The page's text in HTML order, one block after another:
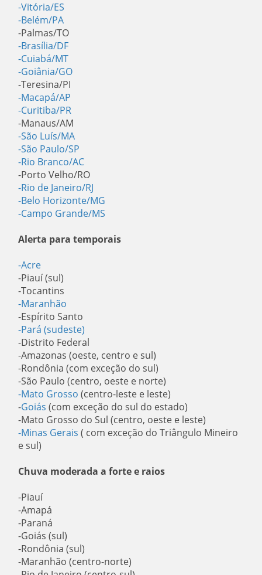
-Vitória/ES
-Belém/PA
-Palmas/TO
-Brasília/DF
-Cuiabá/MT
-Goiânia/GO
-Teresina/PI
-Macapá/AP
-Curitiba/PR
-Manaus/AM
-São Luís/MA
-São Paulo/SP
-Rio Branco/AC
-Porto Velho/RO
-Rio de Janeiro/RJ
-Belo Horizonte/MG
-Campo Grande/MS
Alerta para temporais
-Acre
-Piauí (sul)
-Tocantins
-Maranhão
-Espírito Santo
-Pará (sudeste)
-Distrito Federal
-Amazonas (oeste, centro e sul)
-Rondônia (com exceção do sul)
-São Paulo (centro, oeste e norte)
-Mato Grosso (centro-leste e leste)
-Goiás (com exceção do sul do estado)
-Mato Grosso do Sul (centro, oeste e leste)
-Minas Gerais ( com exceção do Triângulo Mineiro
e sul)
Chuva moderada a forte e raios
-Piauí
-Amapá
-Paraná
-Goiás (sul)
-Rondônia (sul)
-Maranhão (centro-norte)